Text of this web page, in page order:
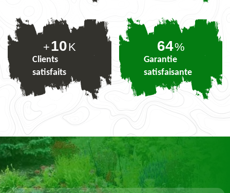
+10K
Clients
satisfaits
79%
Garantie
satisfaisante